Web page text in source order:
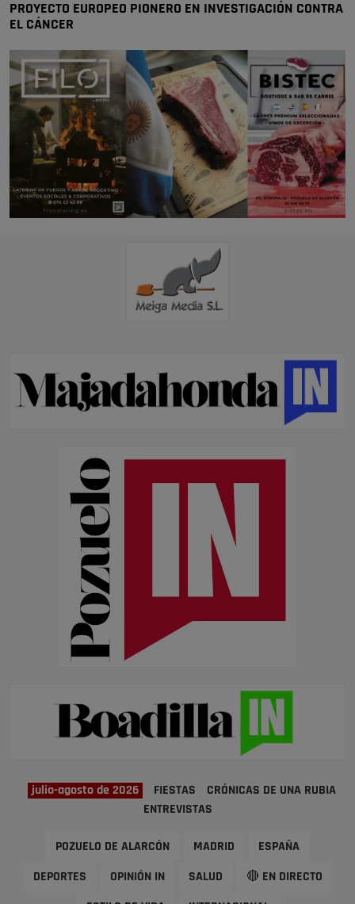
PROYECTO EUROPEO PIONERO EN INVESTIGACIÓN CONTRA
EL CÁNCER
julio-agosto de 2026 FIESTAS
CRÓNICAS DE UNA RUBIA
ENTREVISTAS
POZUELO DE ALARCÓN MADRID ESPAÑA
DEPORTES OPINIÓN IN SALUD 🔴 EN DIRECTO